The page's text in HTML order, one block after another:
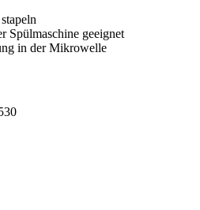
Spülmaschine geeignet
in der Mikrowelle